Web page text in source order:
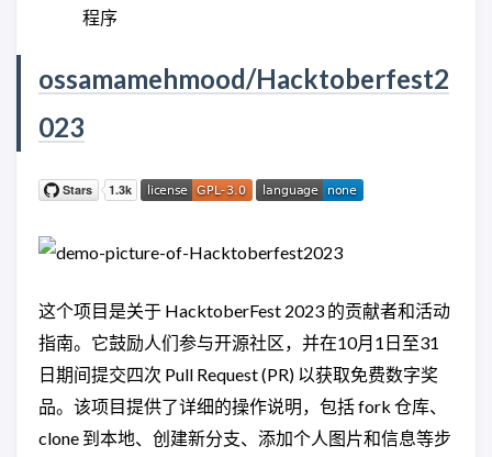
程序
ossamamehmood/Hacktoberfest2
023
这个项目是关于 HacktoberFest 2023 的贡献者和活动
指南。它鼓励人们参与开源社区，并在10月1日至31
日期间提交四次 Pull Request (PR) 以获取免费数字奖
品。该项目提供了详细的操作说明，包括 fork 仓库、
clone 到本地、创建新分支、添加个人图片和信息等步